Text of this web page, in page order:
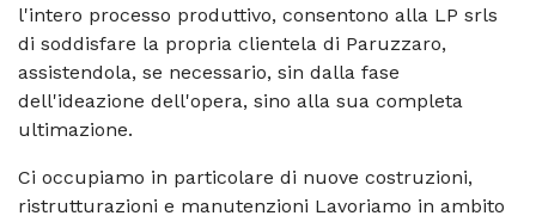
l'intero processo produttivo, consentono alla LP srls
di soddisfare la propria clientela di Paruzzaro,
assistendola, se necessario, sin dalla fase
dell'ideazione dell'opera, sino alla sua completa
ultimazione.
Ci occupiamo in particolare di nuove costruzioni,
ristrutturazioni e manutenzioni Lavoriamo in ambito